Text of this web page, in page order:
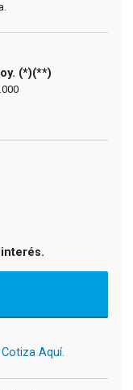
(*)(**)
Cotiza Aquí.